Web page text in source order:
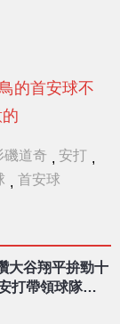
的首安球不
磯道奇 , 安打 ,
, 首安球
大谷翔平拚勁十
打帶領球隊止